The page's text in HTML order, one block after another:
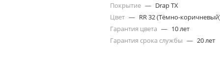
Покрытие — Drap TX
Цвет — RR 32 (Тёмно-
Гарантия цвета — 10 лет
Гарантия срока службы — 20 лет